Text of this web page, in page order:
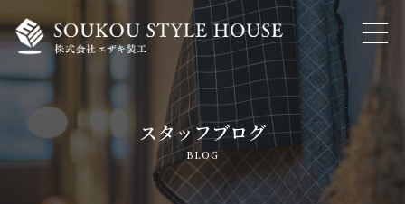
私たちの想いと大事にしていること
家づくりのこだわり・自然素材でつくる注文住宅
スタッフブログ
BLOG